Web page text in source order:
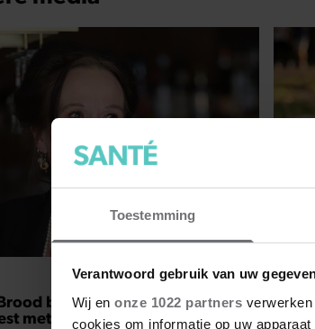
Toestemming
Verantwoord gebruik van uw
Wij en onze 1022 partners
cookies om informatie op uw
blikt terug op eerste
met Herman Brood: “Hier is